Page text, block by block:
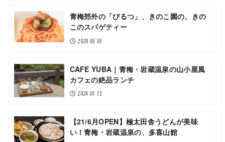
青梅郊外の「ぴるつ」、きのこ園の、きの
このスパゲティー
2020.03.03
CAFE YUBA｜青梅・岩蔵温泉の山小屋風
カフェの絶品ランチ
2024.01.13
【21/6月OPEN】極太田舎うどんが美味
い！青梅・岩蔵温泉の、多喜山館